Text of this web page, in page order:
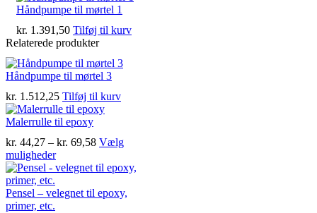
Håndpumpe til mørtel 1
kr. 1.391,50 Tilføj til kurv
Relaterede produkter
Håndpumpe til mørtel 3
kr. 1.512,25 Tilføj til kurv
Malerrulle til epoxy
kr. 44,27 – kr. 69,58Prisinterval:
til
Vælg
mulighederDette
vare
flere
Pensel – velegnet til epoxy,
primer, etc.